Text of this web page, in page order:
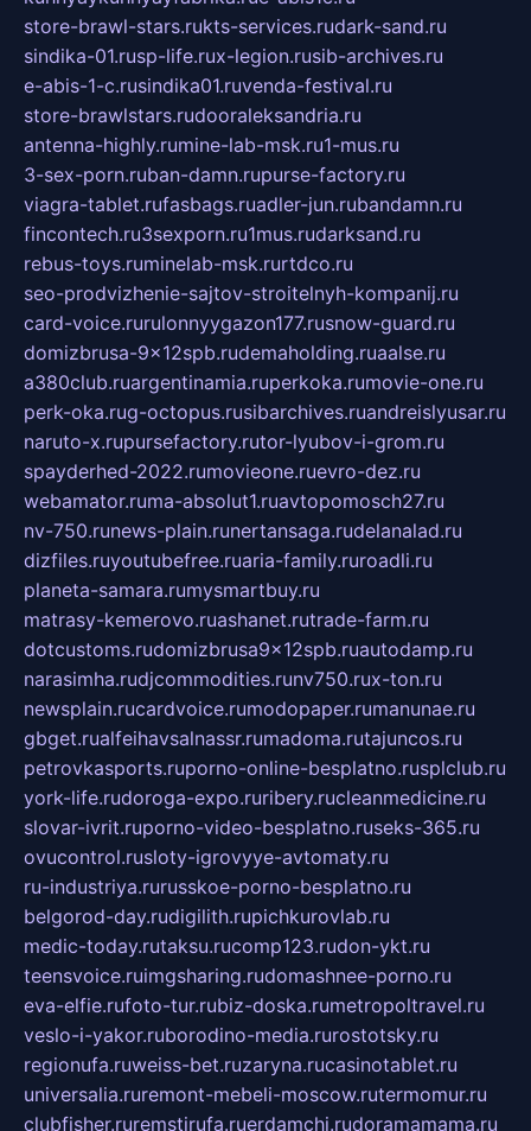
store-brawl-stars.rukts-services.rudark-sand.ru
sindika-01.rusp-life.rux-legion.rusib-archives.ru
e-abis-1-c.rusindika01.ruvenda-festival.ru
store-brawlstars.rudooraleksandria.ru
antenna-highly.rumine-lab-msk.ru1-mus.ru
3-sex-porn.ruban-damn.rupurse-factory.ru
viagra-tablet.rufasbags.ruadler-jun.rubandamn.ru
fincontech.ru3sexporn.ru1mus.rudarksand.ru
rebus-toys.ruminelab-msk.rurtdco.ru
seo-prodvizhenie-sajtov-stroitelnyh-kompanij.ru
card-voice.rurulonnyygazon177.rusnow-guard.ru
domizbrusa-9x12spb.rudemaholding.ruaalse.ru
a380club.ruargentinamia.ruperkoka.rumovie-one.ru
perk-oka.rug-octopus.rusibarchives.ruandreislyusar.ru
naruto-x.rupursefactory.rutor-lyubov-i-grom.ru
spayderhed-2022.rumovieone.ruevro-dez.ru
webamator.ruma-absolut1.ruavtopomosch27.ru
nv-750.runews-plain.runertansaga.rudelanalad.ru
dizfiles.ruyoutubefree.ruaria-family.ruroadli.ru
planeta-samara.rumysmartbuy.ru
matrasy-kemerovo.ruashanet.rutrade-farm.ru
dotcustoms.rudomizbrusa9x12spb.ruautodamp.ru
narasimha.rudjcommodities.runv750.rux-ton.ru
newsplain.rucardvoice.rumodopaper.rumanunae.ru
gbget.rualfeihavsalnassr.rumadoma.rutajuncos.ru
petrovkasports.ruporno-online-besplatno.rusplclub.ru
york-life.rudoroga-expo.ruribery.rucleanmedicine.ru
slovar-ivrit.ruporno-video-besplatno.ruseks-365.ru
ovucontrol.rusloty-igrovyye-avtomaty.ru
ru-industriya.rurusskoe-porno-besplatno.ru
belgorod-day.rudigilith.rupichkurovlab.ru
medic-today.rutaksu.rucomp123.rudon-ykt.ru
teensvoice.ruimgsharing.rudomashnee-porno.ru
eva-elfie.rufoto-tur.rubiz-doska.rumetropoltravel.ru
veslo-i-yakor.ruborodino-media.rurostotsky.ru
regionufa.ruweiss-bet.ruzaryna.rucasinotablet.ru
universalia.ruremont-mebeli-moscow.rutermomur.ru
clubfisher.ruremstirufa.ruerdamchi.rudoramamama.ru